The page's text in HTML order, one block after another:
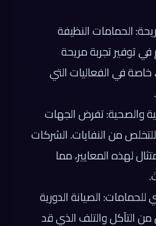
الحمامات النظيفة
توفير تجربة مريحة
خاصة في الفعاليات التي
والصحية:تفرض الجهات
للتخلص من النفايات. الشركات
لهذه المعايير، مما
للحمامات:الصيانة الدورية
من التآكل والتلف الذي قد